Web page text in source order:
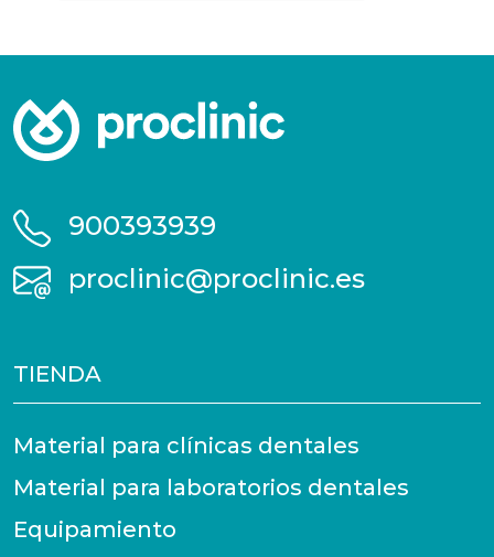
900393939
proclinic@proclinic.es
TIENDA
Material para clínicas dentales
Material para laboratorios dentales
Equipamiento